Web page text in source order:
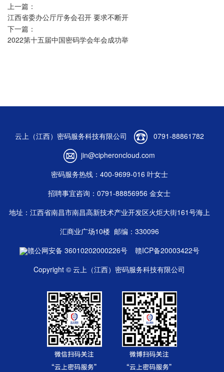
上一篇：
江西省委办公厅厅务会召开 要求不断开
创全省密码事业发展新局面
下一篇：
2022第十五届中国密码学会年会成功举
云上（江西）密码服务科技有限公司
0791-88861782
jin@cipheroncloud.com
密码服务热线：400-9699-016 叶女士
招聘事宜咨询：0791-88856956 金女士
地址：江西省南昌市南昌高新技术产业开发区火炬大街161号海上
汇商业广场10楼 邮编：330096
赣公网安备 36010202000226号
赣ICP备20003422号
Copyright © 云上（江西）密码服务科技有限公司